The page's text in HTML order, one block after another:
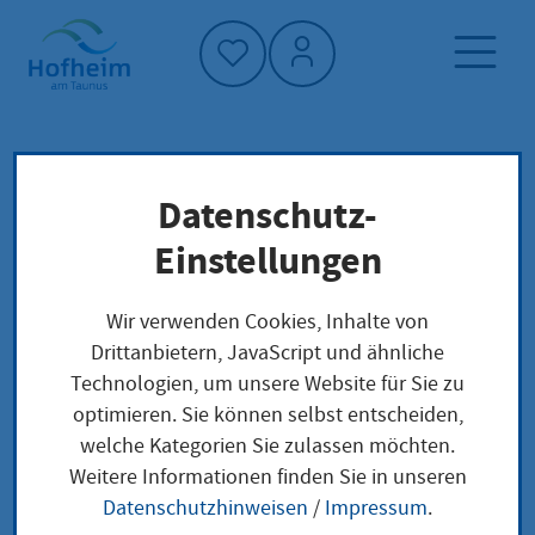
Startseite"
Neuigkeiten und Ausschreibungen
Rhein-Main-Link: Hofheimer Initiative für
alternativen Konverter-Standort war
erfolgreich
Rhein-Main-Link:
Datenschutz-
Einstellungen
Wir verwenden Cookies, Inhalte von
Drittanbietern, JavaScript und ähnliche
Technologien, um unsere Website für Sie zu
optimieren. Sie können selbst entscheiden,
welche Kategorien Sie zulassen möchten.
Weitere Informationen finden Sie in unseren
Datenschutzhinweisen / Impressum.